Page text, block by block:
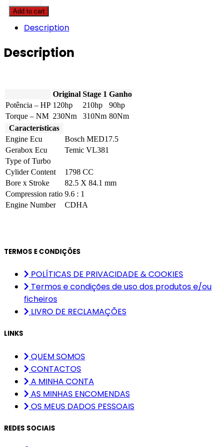
A4
-
TFSI
quantity
Add to cart
Description
Description
Original Stage 1 Ganho
Potência – HP 120hp 210hp
90hp
Torque – NM 230Nm 310Nm 80Nm
Características
Engine Ecu
Bosch MED17.5
Gerabox Ecu
Temic VL381
Type of Turbo
Cylider Content
1798 CC
Bore x Stroke
82.5 X 84.1 mm
Compression ratio 9.6 : 1
Engine Number
CDHA
TERMOS E CONDIÇÕES
POLÍTICAS DE PRIVACIDADE & COOKIES
Termos e condições de uso dos produtos e/ou
ficheiros
LIVRO DE RECLAMAÇÕES
LINKS
QUEM SOMOS
CONTACTOS
A MINHA CONTA
AS MINHAS ENCOMENDAS
OS MEUS DADOS PESSOAIS
REDES SOCIAIS